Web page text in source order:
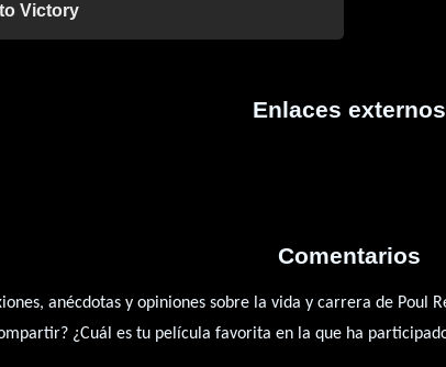
Victory
Enlaces externos
Comentarios
anécdotas y opiniones sobre la vida y carrera de Poul
¿Cuál es tu película favorita en la que ha